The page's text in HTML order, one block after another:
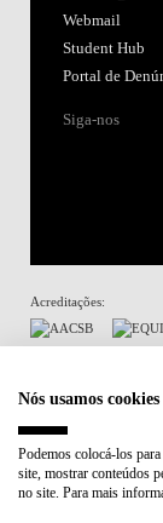
Webmail
Student Hub
Portal de
Siga-nos
Acreditações:
Participa em:
Plano de Recuperação
Nós usamos cookies
Podemos colocá-los
site, mostrar conteúdos
no site. Para mais